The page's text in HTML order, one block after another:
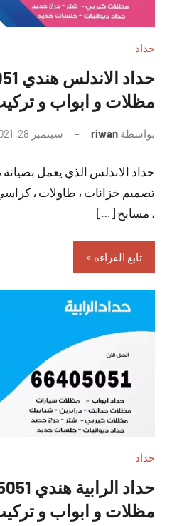
حداد
مظلات و ابواب و
بواسطة riwan سبتمبر 28, 2021
حداد الاندلس الذي يعمل
تصميم خزانات ، طاولات ،
، مسابح […]
تابع القراءة
حداد
مظلات و ابواب و